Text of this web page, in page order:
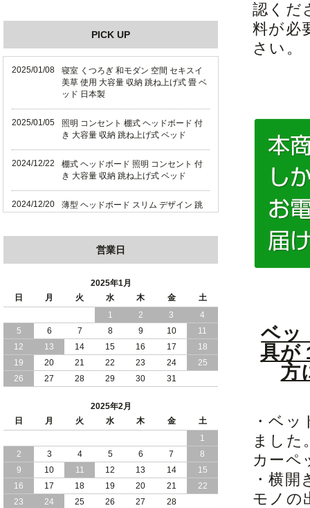
認くだ
料が必
さい。
ベッ
具が
方
・ベ
ました
カーペ
・横
モノの
PICK UP
2025/01/08
寝室 くつろぎ 和モダン 空間 セキスイ
美草 使用 大容量 収納 跳ね上げ式 畳 ベ
ッド 日本製
2025/01/05
照明 コンセント 棚式 ヘッドボード 付
き 大容量 収納 跳ね上げ式 ベッド
2024/12/22
棚式 ヘッドボード 照明 コンセント 付
き 大容量 収納 跳ね上げ式 ベッド
2024/12/20
薄型 ヘッドボード スリム デザイン 跳
薄型 ヘッドボード スリム デザイン 跳
2024/12/17
便利な 棚 モダンライト コンセント 付
き 大容量 収納 リフトアップ ベッド 横
開き 日本製
2024/11/07
便利な 棚 モダンライト コンセント 付
き 大容量 収納 リフトアップ 縦開き 日
本製 ベッド
女性人気 日本製 コンパクト な ショー
トサイズ 跳ね上げ 収納 ベッド 横開き
2024/10/17
日本製 コンパクト な ショートサイズ
跳ね上げ 収納 ベッド 横開き ヘッドボ
ード無し
営業日
2025年1月
日
月 火 水 木 金
土
1
2 3
4
5
6 7 8 9 10
11
12
13 14 15 16 17
18
19
20 21 22 23 24
25
26
27 28 29 30 31
2025年2月
日
月 火 水 木 金
土
1
2
3 4 5 6 7
8
9
10 11 12 13 14
15
16
17 18 19 20 21
22
23
24 25 26 27 28